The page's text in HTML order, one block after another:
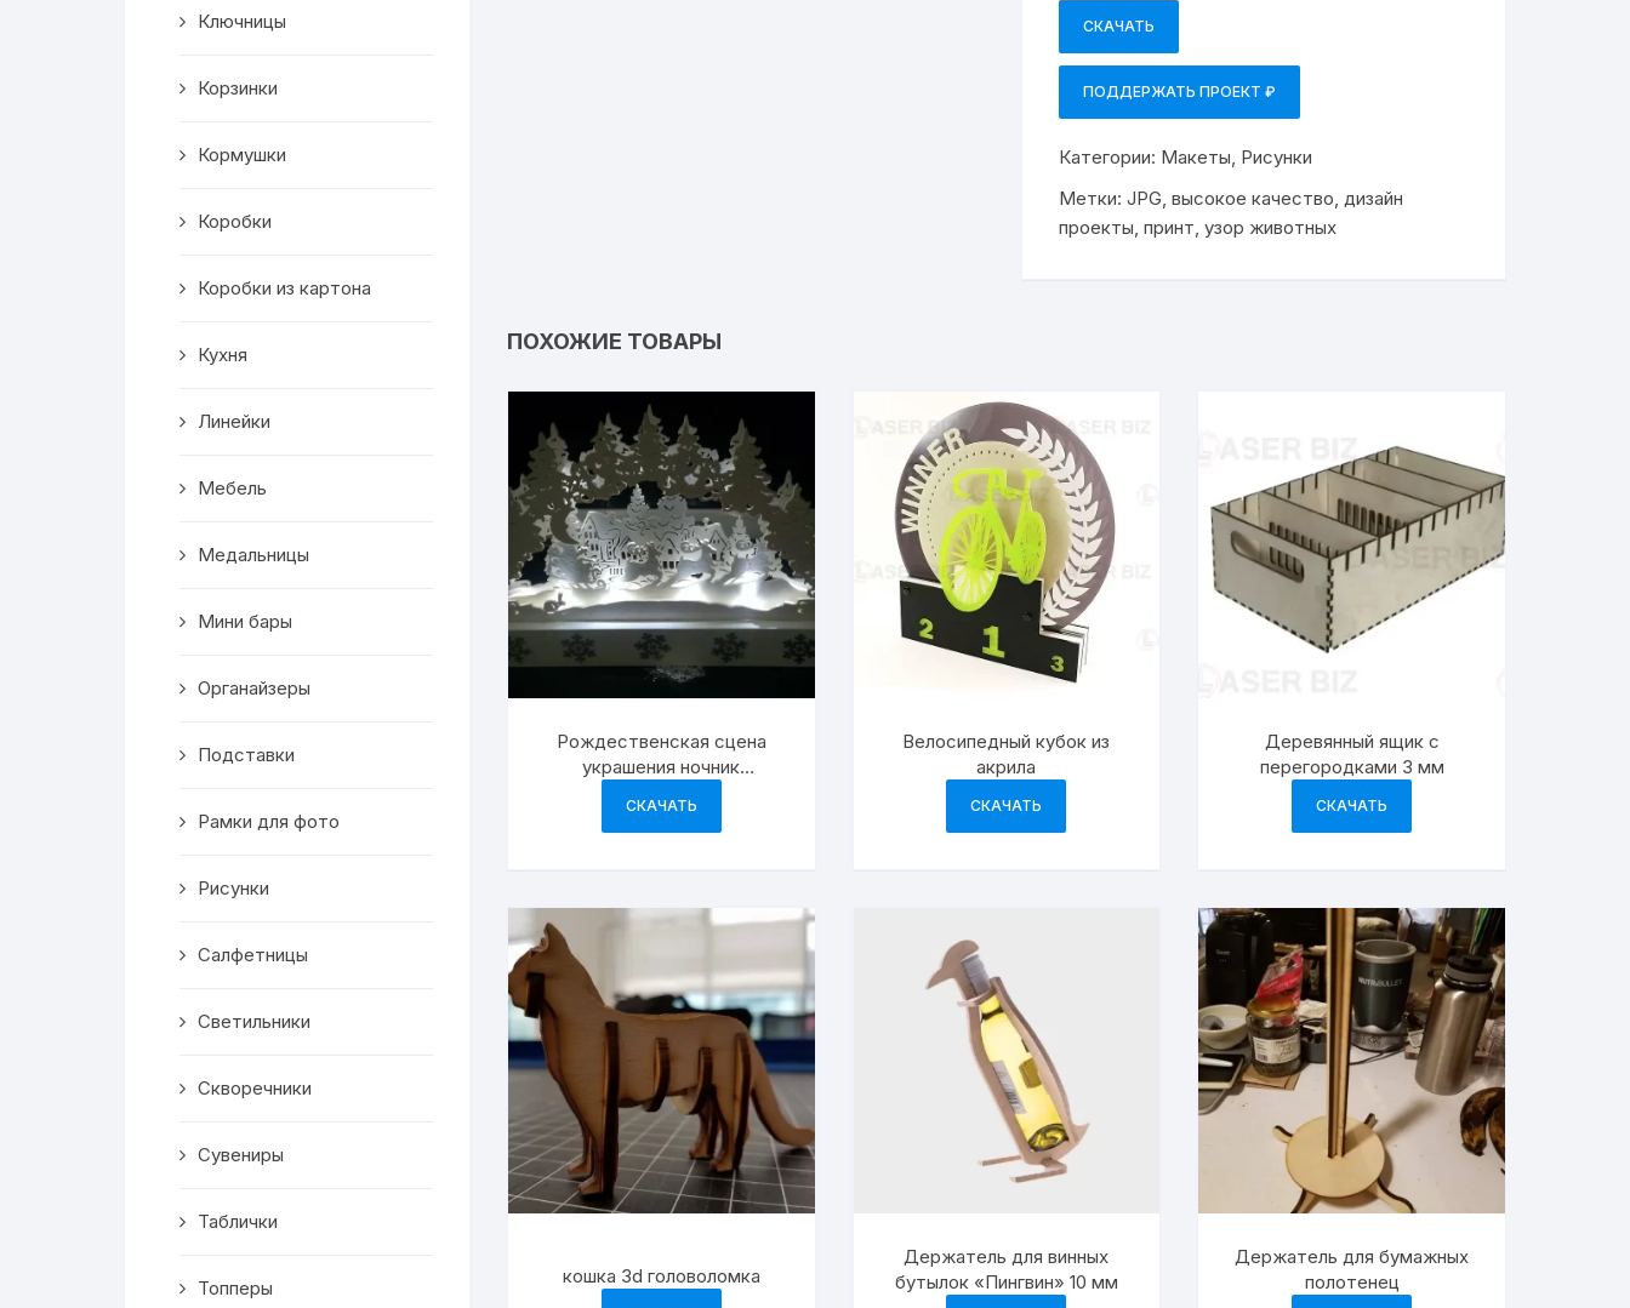
Мини бары
Транспорт
Скворечники
Кормушки
Линейки
Рисунки
Чай
СКАЧАТЬ
ПОДДЕРЖАТЬ ПРОЕКТ ₽
Категории: Макеты, Рисунки
Метки:JPG,высокое качество,дизайн
проекты,принт,узор животных
ПОХОЖИЕ ТОВАРЫ
Рождественская сцена
украшения ночник
СКАЧАТЬ
Велосипедный кубок из
акрила
СКАЧАТЬ
Деревянный ящик с
перегородками 3 мм
СКАЧАТЬ
кошка 3d головоломка
Держатель для винных
бутылок «Пингвин» 10 мм
Держатель для бумажных
полотенец
Ключницы
Корзинки
Кормушки
Коробки
Коробки из картона
Кухня
Линейки
Мебель
Медальницы
Мини бары
Органайзеры
Подставки
Рамки для фото
Рисунки
Салфетницы
Светильники
Скворечники
Сувениры
Таблички
Топперы